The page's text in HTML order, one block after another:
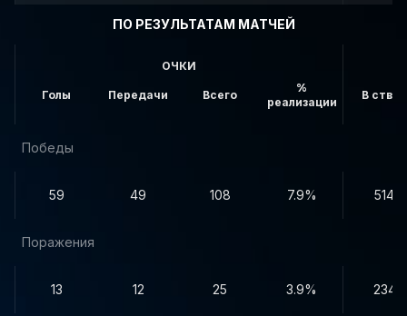
ПО РЕЗУЛЬТАТАМ МАТЧЕЙ
ОЧКИ
Голы Передачи Всего
%
реализации
В створ
Победы
59 49 108 7.9% 514
Поражения
13 12 25 3.9% 234